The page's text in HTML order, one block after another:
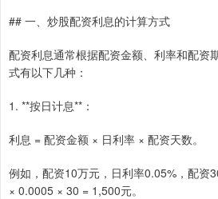
## 一、炒股配资利息的计算方式
配资利息通常根据配资金额、利率和配资
式有以下几种：
1. **按日计息**：
利息 = 配资金额 × 日利率 × 配资天数。
例如，配资10万元，日利率0.05%，配资
× 0.0005 × 30 = 1,500元。